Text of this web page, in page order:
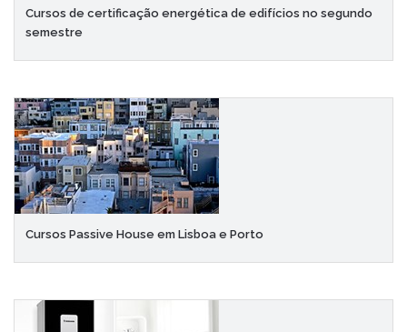
Cursos de certificação energética de edifícios no segundo
semestre
Cursos Passive House em Lisboa e Porto